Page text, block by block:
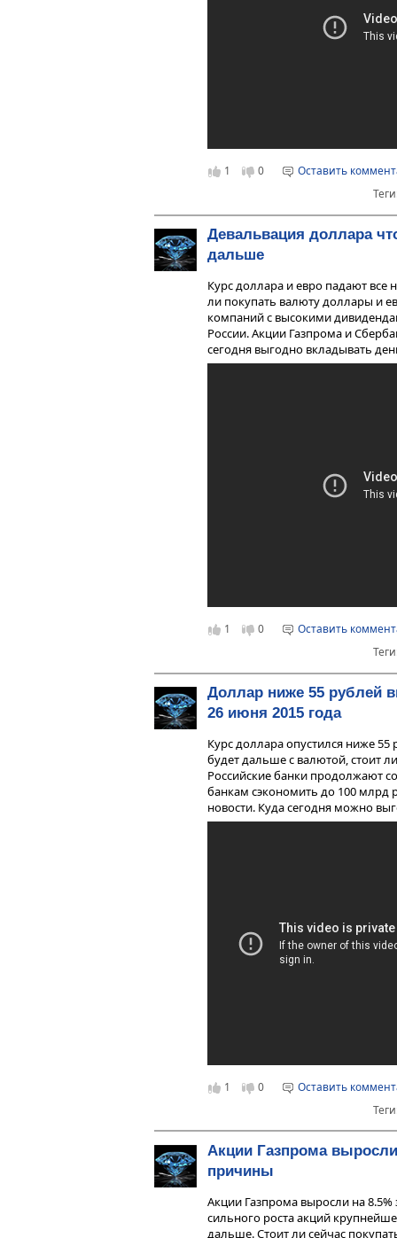
1 0
Оставить
Девальвация доллара
дальше
Курс доллара и евро падают все
ли покупать валюту доллары и
компаний с высокими
России. Акции Газпрома и
сегодня выгодно вкладывать
1 0
Оставить
Доллар ниже 55 рублей
26 июня 2015 года
Курс доллара опустился ниже
будет дальше с валютой, стоит
Российские банки продолжают
банкам сэкономить до 100 млрд
новости. Куда сегодня можно
1 0
Оставить
Акции Газпрома
причины
Акции Газпрома выросли на
сильного роста акций
дальше. Стоит ли сейчас